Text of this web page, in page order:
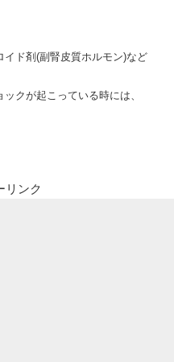
ド剤(副腎皮質ホルモン)など
クが起こっている時には、
リンク